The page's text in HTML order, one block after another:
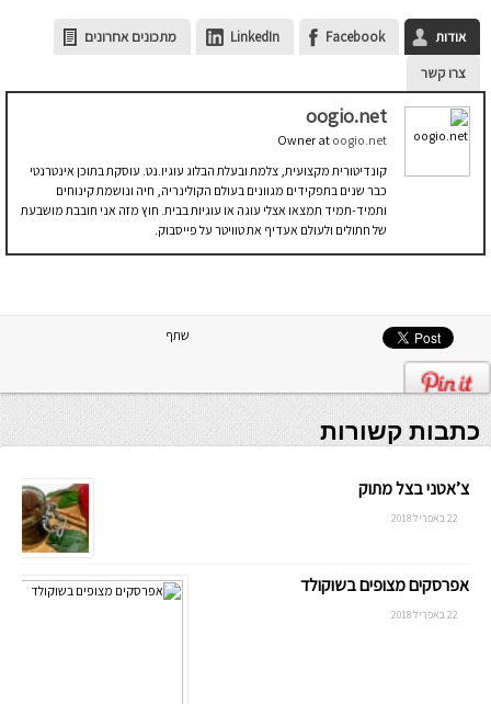
אודות Facebook
LinkedIn
מתכונים אחרונים
צרו קשר
oogio.net
Owner at oogio.net
קונדיטורית מקצועית, צלמת ובעלת הבלוג עוגיו.נט. עוסקת בתוכן אינטרנטי
כבר שנים בתפקידים מגוונים בעולם הקולינריה, חיה ונושמת קינוחים
ותמיד-תמיד תמצאו אצלי עוגה או עוגיות בבית. חוץ מזה אני חובבת מושבעת
של חתולים ולעולם אעדיף את טוויטר על פייסבוק.
שתף
כתבות קשורות
צ’אטני בצל מתוק
22 באפריל 2018
אפרסקים מצופים בשוקולד
22 באפריל 2018